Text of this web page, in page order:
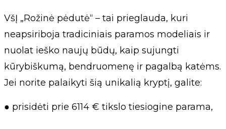
VšĮ „Rožinė pėdutė“ – tai prieglauda, kuri
neapsiriboja tradiciniais paramos modeliais ir
nuolat ieško naujų būdų, kaip sujungti
kūrybiškumą, bendruomenę ir pagalbą katėms.
Jei norite palaikyti šią unikalią kryptį, galite:
● prisidėti prie 6114 € tikslo tiesiogine parama,